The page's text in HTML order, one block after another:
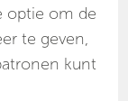
optie om de
te geven,
kunt